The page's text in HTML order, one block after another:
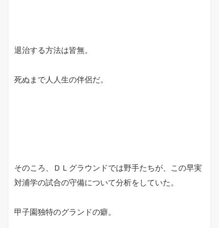
退治する方法は皆無。
死ぬまで人人生の伴侶だ。
そのころ、ＤＬグラウンドでは野手たちが、この早実
対浦学の試合の守備について分析をしていた。
甲子園独特のグランドの癖。